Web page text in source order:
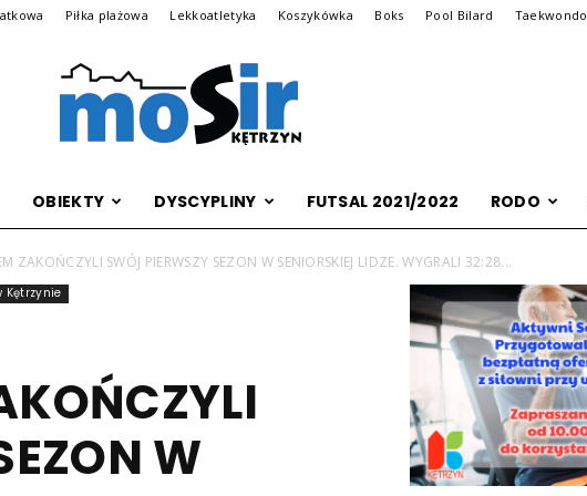
Piłka plażowa Lekkoatletyka Koszykówka Boks Pool Bilard Taekwondo
Archiwalna
OBIEKTY DYSCYPLINY FUTSAL 2021/2022 RODO
ZAKOŃCZYLI SWÓJ PIERWSZY SEZON W SENIORSKIEJ LIDZE. WYGRALI 32:28...
Kętrzynie
W